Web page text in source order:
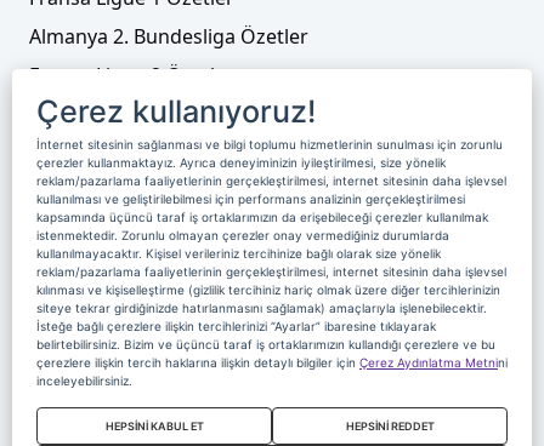
transfer haberleri (22.07.2025)
Kartal transferde büyük oynuyor! İşte günün
transfer haberleri (14.07.2025)
Almanya 2. Bundesliga Özetler
Fransa Ligue 2 Özetler
Tenis
Video Liste
Foto Galeriler
Üyelik Yayın Akışı Reklam
Site Sözleşmesi
Künye ve İletişim
Çerez Politikası
Çerez Yönetimi
Veri Sahibi Başvuru Formu
Nereden İzlerim
Copyright 2020 Digiturk Bu siteyi kullanarak sözleşmeyi kabul etmiş
sayılırsınız.
Çerez kullanıyoruz!
İnternet sitesinin sağlanması ve bilgi toplumu hizmetlerinin sunulması için zorunlu
çerezler kullanmaktayız. Ayrıca deneyiminizin iyileştirilmesi, size yönelik
reklam/pazarlama faaliyetlerinin gerçekleştirilmesi, internet sitesinin daha işlevsel
kullanılması ve geliştirilebilmesi için performans analizinin gerçekleştirilmesi
kapsamında üçüncü taraf iş ortaklarımızın da erişebileceği çerezler kullanılmak
istenmektedir. Zorunlu olmayan çerezler onay vermediğiniz durumlarda
kullanılmayacaktır. Kişisel verileriniz tercihinize bağlı olarak size yönelik
reklam/pazarlama faaliyetlerinin gerçekleştirilmesi, internet sitesinin daha işlevsel
kılınması ve kişiselleştirme (gizlilik tercihiniz hariç olmak üzere diğer tercihlerinizin
siteye tekrar girdiğinizde hatırlanmasını sağlamak) amaçlarıyla işlenebilecektir.
İsteğe bağlı çerezlere ilişkin tercihlerinizi “Ayarlar” ibaresine tıklayarak
belirtebilirsiniz. Bizim ve üçüncü taraf iş ortaklarımızın kullandığı çerezlere ve bu
çerezlere ilişkin tercih haklarına ilişkin detaylı bilgiler için Çerez Aydınlatma Metnini
inceleyebilirsiniz.
HEPSİNİ KABUL ET HEPSİNİ REDDET